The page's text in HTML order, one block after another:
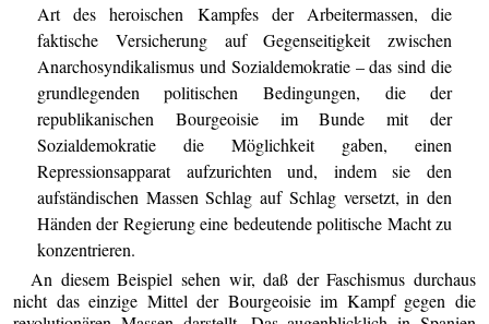
Art des heroischen Kampfes der Arbeitermassen, die
faktische Versicherung auf Gegenseitigkeit zwischen
Anarchosyndikalismus und Sozialdemokratie – das sind die
grundlegenden politischen Bedingungen, die der
republikanischen Bourgeoisie im Bunde mit der
Sozialdemokratie die Möglichkeit gaben, einen
Repressionsapparat aufzurichten und, indem sie den
aufständischen Massen Schlag auf Schlag versetzt, in den
Händen der Regierung eine bedeutende politische Macht zu
konzentrieren.
An diesem Beispiel sehen wir, daß der Faschismus durchaus
nicht das einzige Mittel der Bourgeoisie im Kampf gegen die